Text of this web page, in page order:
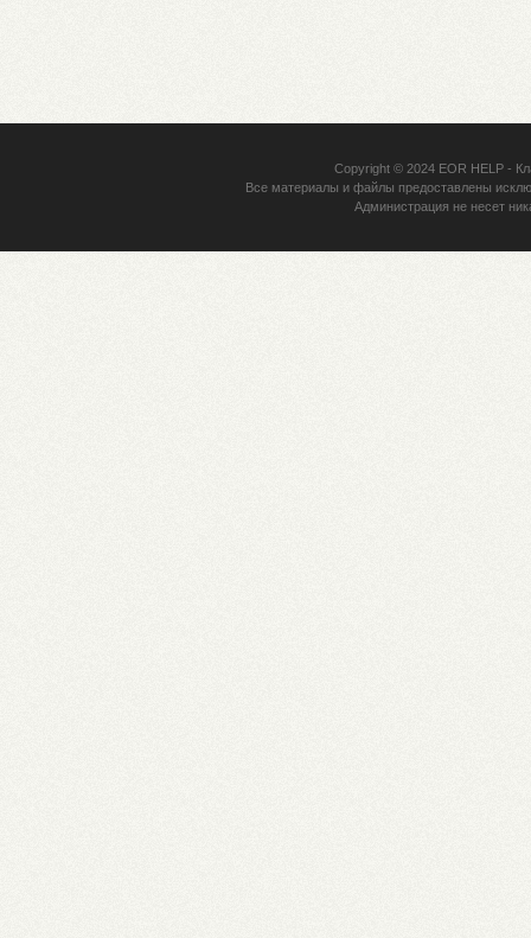
Copyright © 2024 EOR HELP-
Все материалы и файлы предоставлены
Администрация не несет